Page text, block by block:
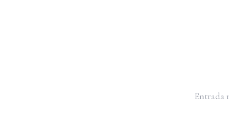
Entrada